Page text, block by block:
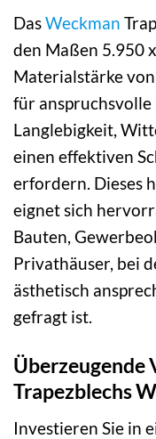
DasWeckman
den Maßen 5.950
Materialstärke
für
Langlebigkeit,
einen effektiven
erfordern. Dieses
eignet sich
Bauten,
Privathäuser, bei
ästhetisch
gefragt ist.
Überzeugende
Trapezblechs
Investieren Sie in